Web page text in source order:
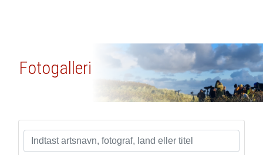
Fotogalleri